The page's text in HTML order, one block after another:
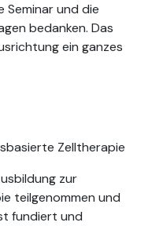
Seminar und die
bedanken. Das
ein ganzes
Zelltherapie
zur
teilgenommen und
fundiert und